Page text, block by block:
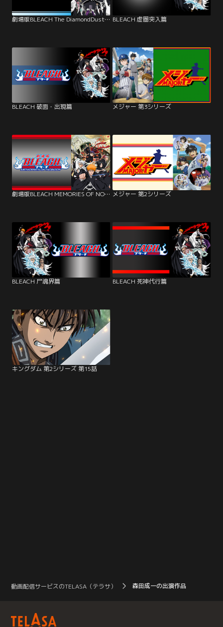
劇場版BLEACH The DiamondDust Rebellion もう一つの氷輪丸 BLEACH 虚圏突入篇
BLEACH 破面・出現篇 メジャー 第3シリーズ
劇場版BLEACH MEMORIES OF NOBODY メジャー 第2シリーズ
BLEACH 尸魂界篇 BLEACH 死神代行篇
キングダム 第2シリーズ 第15話
動画配信サービスのTELASA（テラサ） 森田成一の出演作品